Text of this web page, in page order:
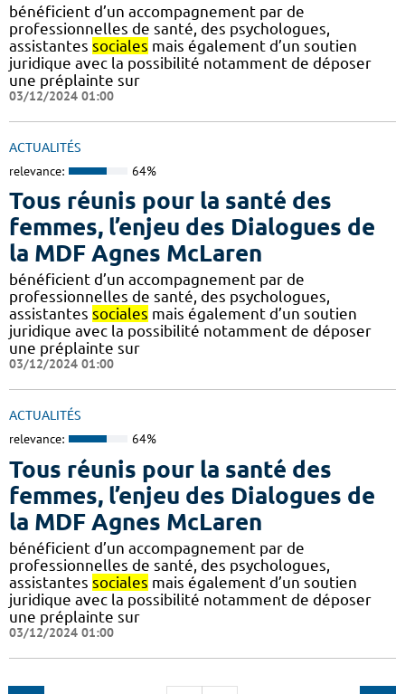
bénéficient d’un accompagnement par de
professionnelles de santé, des psychologues,
assistantes sociales mais également d’un soutien
juridique avec la possibilité notamment de déposer
une préplainte sur
03/12/2024 01:00
ACTUALITÉS
relevance: 64%
Tous réunis pour la santé des
femmes, l’enjeu des Dialogues de
la MDF Agnes McLaren
bénéficient d’un accompagnement par de
professionnelles de santé, des psychologues,
assistantes sociales mais également d’un soutien
juridique avec la possibilité notamment de déposer
une préplainte sur
03/12/2024 01:00
ACTUALITÉS
relevance: 64%
Tous réunis pour la santé des
femmes, l’enjeu des Dialogues de
la MDF Agnes McLaren
bénéficient d’un accompagnement par de
professionnelles de santé, des psychologues,
assistantes sociales mais également d’un soutien
juridique avec la possibilité notamment de déposer
une préplainte sur
03/12/2024 01:00